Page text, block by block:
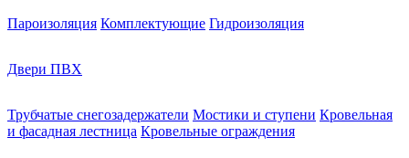
Пароизоляция Комплектующие Гидроизоляция
Двери ПВХ
Трубчатые снегозадержатели Мостики и ступени Кровельная
и фасадная лестница Кровельные ограждения